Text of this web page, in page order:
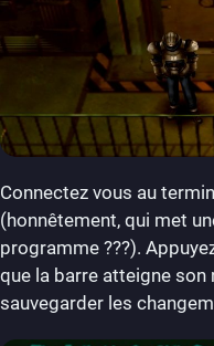
Connectez vous au
(honnêtement, qui met
programme ???).
que la barre atteigne son
sauvegarder les